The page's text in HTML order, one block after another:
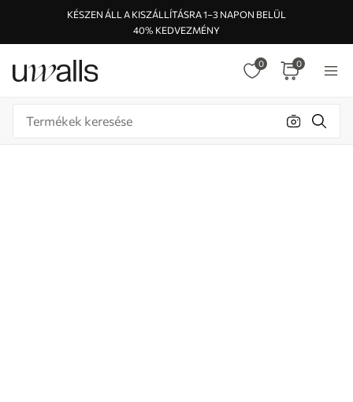
KÉSZEN ÁLL A KISZÁLLÍTÁSRA 1–3 NAPON BELÜL
40% KEDVEZMÉNY
0 0